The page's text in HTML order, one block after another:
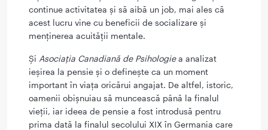
continue activitatea și să aibă un job, mai ales că
acest lucru vine cu beneficii de socializare și
menținerea acuității mentale.
Și Asociația Canadiană de Psihologiea analizat
ieșirea la pensie și o definește ca un moment
important în viața oricărui angajat. De altfel, istoric,
oamenii obișnuiau să muncească până la finalul
vieții, iar ideea de pensie a fost introdusă pentru
prima dată la finalul secolului XIX în Germania care